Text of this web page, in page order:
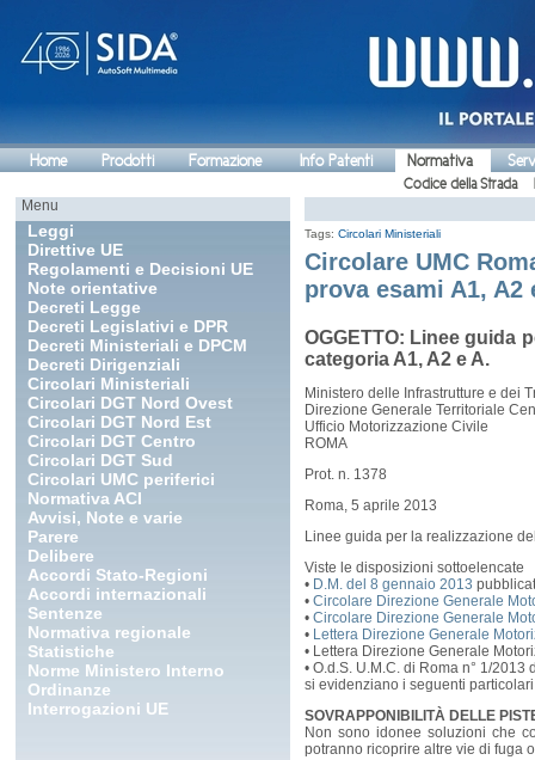
Home Prodotti Formazione Info Patenti Normativa
Codice della Strada
Menu
Leggi
Direttive UE
Regolamenti e Decisioni UE
Note orientative
Decreti Legge
Decreti Legislativi e DPR
Decreti Ministeriali e DPCM
Decreti Dirigenziali
Circolari Ministeriali
Circolari DGT Nord Ovest
Circolari DGT Nord Est
Circolari DGT Centro
Circolari DGT Sud
Circolari UMC periferici
Normativa ACI
Avvisi, Note e varie
Parere
Delibere
Accordi Stato-Regioni
Accordi internazionali
Sentenze
Normativa regionale
Statistiche
Norme Ministero Interno
Ordinanze
Interrogazioni UE
Tags: Circolari Ministeriali
Circolare UMC
prova esami A1, A2
OGGETTO: Linee guida
categoria A1, A2 e A.
Ministero delle Infrastrutture e dei
Direzione Generale Territoriale
Ufficio Motorizzazione Civile
ROMA
Prot. n. 1378
Roma, 5 aprile 2013
Linee guida per la realizzazione
Viste le disposizioni sottoelencate
• D.M. del 8 gennaio 2013
• Circolare Direzione Generale
• Circolare Direzione Generale
• Lettera Direzione Generale
• Lettera Direzione Generale
• O.d.S. U.M.C. di Roma n° 1/2013
si evidenziano i seguenti
SOVRAPPONIBILITÀ DELLE
Non sono idonee soluzioni che
potranno ricoprire altre vie di fuga